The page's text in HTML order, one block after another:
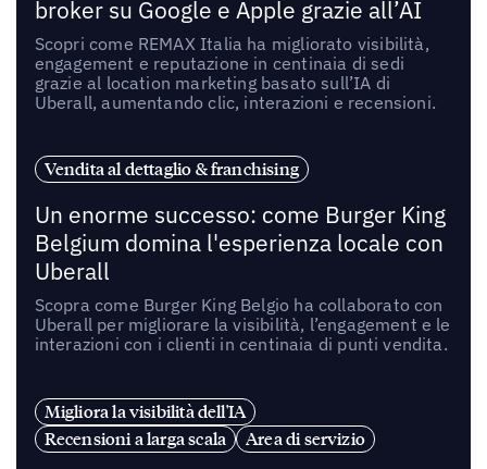
broker su Google e Apple grazie all’AI
Scopri come REMAX Italia ha migliorato visibilità,
engagement e reputazione in centinaia di sedi
grazie al location marketing basato sull’IA di
Uberall, aumentando clic, interazioni e recensioni.
Vendita al dettaglio & franchising
Un enorme successo: come Burger King
Belgium domina l'esperienza locale con
Uberall
Scopra come Burger King Belgio ha collaborato con
Uberall per migliorare la visibilità, l’engagement e le
interazioni con i clienti in centinaia di punti vendita.
Migliora la visibilità dell'IA
Recensioni a larga scala
Area di servizio